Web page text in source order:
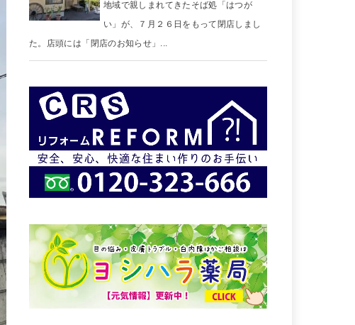
地域で親しまれてきたそば処「はつが
い」が、７月２６日をもって閉店しまし
た。店頭には「閉店のお知らせ」...